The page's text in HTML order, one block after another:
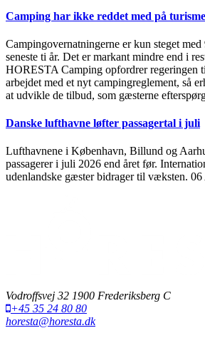
Camping har ikke reddet med på
Campingovernatningerne er kun steget
seneste ti år. Det er markant mindre end i
HORESTA Camping opfordrer regeringen
arbejdet med et nyt campingreglement, så
at udvikle de tilbud, som gæsterne
Danske lufthavne løfter passagertal i juli
Lufthavnene i København, Billund og
passagerer i juli 2026 end året før.
udenlandske gæster bidrager til væksten. 06
Vodroffsvej 32 1900 Frederiksberg C
+45 35 24 80 80
horesta@horesta.dk